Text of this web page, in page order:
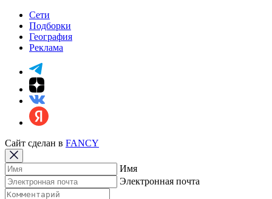
Сети
Подборки
География
Реклама
Сайт сделан в FANCY
Имя
Электронная почта